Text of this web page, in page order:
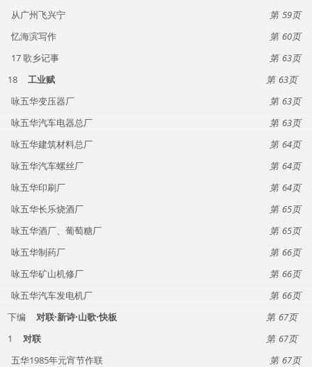
从广州飞兴宁
59
忆海滨写作
60
17 歌乡记事
63
18
工业赋
63
咏五华变压器厂
63
咏五华汽车电器总厂
63
咏五华建筑材料总厂
64
咏五华汽车螺丝厂
64
咏五华印刷厂
64
咏五华长乐烧酒厂
65
咏五华酒厂、葡萄糖厂
65
咏五华制药厂
66
咏五华矿山机修厂
66
咏五华汽车发电机厂
66
下编
对联·新诗·山歌·快板
67
1
对联
67
五华1985年元宵节作联
67